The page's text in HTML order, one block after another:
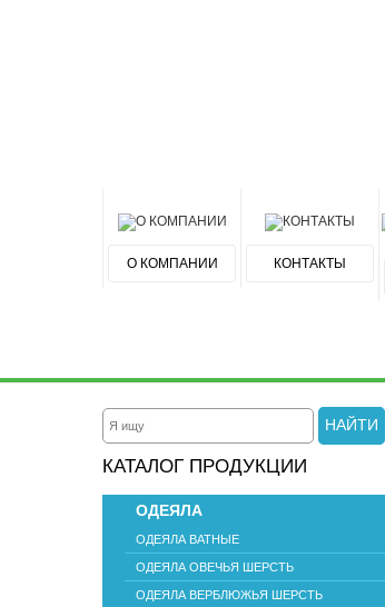
О КОМПАНИИ
КОНТАКТЫ
НАЙТИ
КАТАЛОГ ПРОДУКЦИИ
ОДЕЯЛА
ОДЕЯЛА ВАТНЫЕ
ОДЕЯЛА ОВЕЧЬЯ ШЕРСТЬ
ОДЕЯЛА ВЕРБЛЮЖЬЯ ШЕРСТЬ